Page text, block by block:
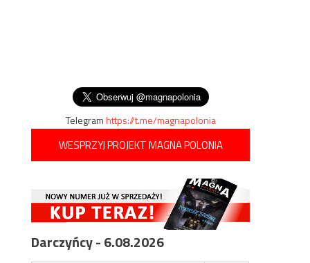
Telegramhttps://t.me/magnapolonia
WESPRZYJ PROJEKT MAGNA POLONIA
Darczyńcy - 6.08.2026